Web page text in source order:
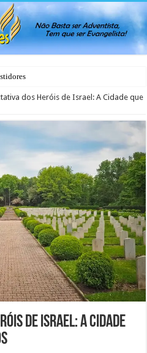
dos Heróis de Israel: A Cidade que
de Israel: A Cidade